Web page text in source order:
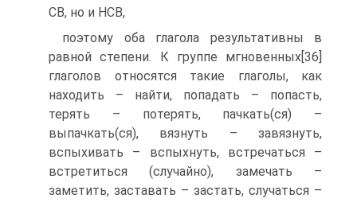
СВ, но и НСВ,
поэтому оба глагола результативны в
равной степени. К группе мгновенных[36]
глаголов относятся такие глаголы, как
находить – найти, попадать – попасть,
терять – потерять, пачкать(ся) –
выпачкать(ся), вязнуть – завязнуть,
вспыхивать – вспыхнуть, встречаться –
встре­титься (случайно), замечать –
заметить, заставать – застать, слу­чаться –